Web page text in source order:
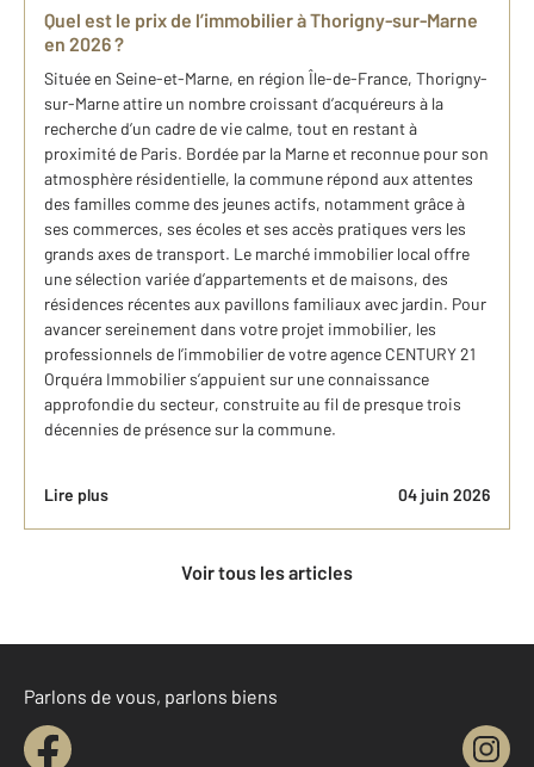
Quel est le prix de l’immobilier à Thorigny-sur-Marne
en 2026 ?
Située en Seine-et-Marne, en région Île-de-France, Thorigny-
sur-Marne attire un nombre croissant d’acquéreurs à la
recherche d’un cadre de vie calme, tout en restant à
proximité de Paris. Bordée par la Marne et reconnue pour son
atmosphère résidentielle, la commune répond aux attentes
des familles comme des jeunes actifs, notamment grâce à
ses commerces, ses écoles et ses accès pratiques vers les
grands axes de transport. Le marché immobilier local offre
une sélection variée d’appartements et de maisons, des
résidences récentes aux pavillons familiaux avec jardin. Pour
avancer sereinement dans votre projet immobilier, les
professionnels de l’immobilier de votre agence CENTURY 21
Orquéra Immobilier s’appuient sur une connaissance
approfondie du secteur, construite au fil de presque trois
décennies de présence sur la commune.
Lire plus 04 juin 2026
Voir tous les articles
Parlons de vous, parlons biens